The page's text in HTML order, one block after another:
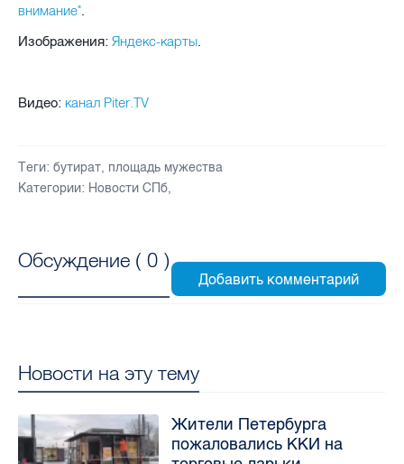
внимание".
Изображения: Яндекс-карты.
Видео: канал Piter.TV
Теги: бутират, площадь мужества
Категории: Новости СПб,
Обсуждение ( 0 )
Новости на эту тему
Жители Петербурга
пожаловались ККИ на